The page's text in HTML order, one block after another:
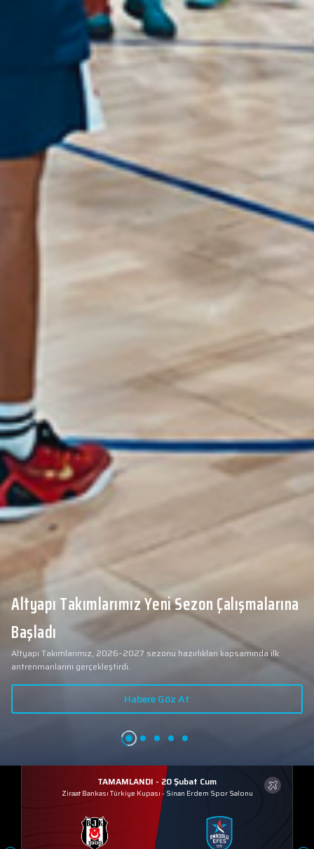
Altyapı Takımlarımız Yeni Sezon Çalışmalarına
Başladı
Altyapı Takımlarımız, 2026–2027 sezonu hazırlıkları kapsamında ilk
antrenmanlarını gerçekleştirdi.
Habere Göz At
TAMAMLANDI - 20 Şubat Cum
Ziraat Bankası Türkiye Kupası - Sinan Erdem Spor Salonu